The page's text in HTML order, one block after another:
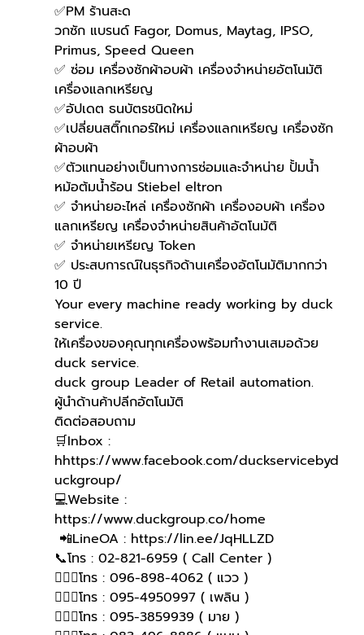
✅PM ร้านสะด
วกซัก แบรนด์ Fagor, Domus, Maytag, IPSO,
Primus, Speed Queen
✅ ซ่อม เครื่องซักผ้าอบผ้า เครื่องจำหน่ายอัตโนมัติ
เครื่องแลกเหรียญ
✅อัปเดต ธนบัตรชนิดใหม่
✅เปลี่ยนสติ๊กเกอร์ใหม่ เครื่องแลกเหรียญ เครื่องซัก
ผ้าอบผ้า
✅ตัวแทนอย่างเป็นทางการซ่อมและจำหน่าย ปั้มน้ำ
หม้อต้มน้ำร้อน Stiebel eltron
✅ จำหน่ายอะไหล่ เครื่องซักผ้า เครื่องอบผ้า เครื่อง
แลกเหรียญ เครื่องจำหน่ายสินค้าอัตโนมัติ
✅ จำหน่ายเหรียญ Token
✅ ประสบการณ์ในธุรกิจด้านเครื่องอัตโนมัติมากกว่า
10 ปี
Your every machine ready working by duck
service.
ให้เครื่องของคุณทุกเครื่องพร้อมทำงานเสมอด้วย
duck service.
duck group Leader of Retail automation.
ผู้นำด้านค้าปลีกอัตโนมัติ
ติดต่อสอบถาม
🛒Inbox :
hhttps://www.facebook.com/duckservicebyd
uckgroup/
💻Website :
https://www.duckgroup.co/home
📲LineOA : https://lin.ee/JqHLLZD
📞โทร : 02-821-6959 ( Call Center )
🙋🏻‍♀โทร : 096-898-4062 ( แวว )
🙋🏻‍♀โทร : 095-4950997 ( เพลิน )
🙋🏻‍♀โทร : 095-3859939 ( มาย )